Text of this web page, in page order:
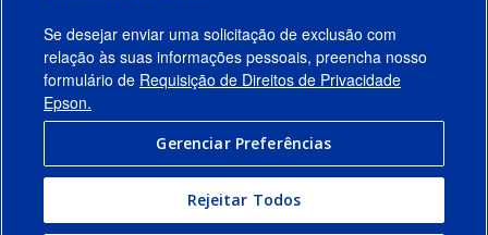
Links Sugeridos
Empresa
Conecte-se com a Epson
Se desejar enviar uma solicitação de exclusão com
relação às suas informações pessoais, preencha nosso
formulário de Requisição de Direitos de Privacidade
Epson.
Gerenciar Preferências
Rejeitar Todos